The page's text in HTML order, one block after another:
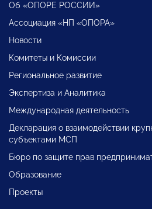
Об «ОПОРЕ РОССИИ»
Ассоциация «НП «ОПОРА»
Новости
Комитеты и Комиссии
Региональное развитие
Экспертиза и Аналитика
Международная деятельность
Декларация о взаимодействии
субъектами МСП
Бюро по защите прав
Образование
Проекты